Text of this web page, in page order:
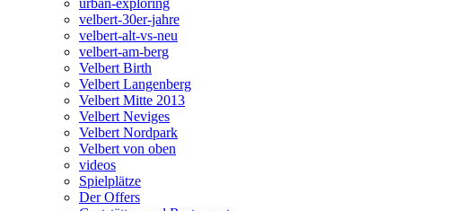
urban-exploring
velbert-30er-jahre
velbert-alt-vs-neu
velbert-am-berg
Velbert Birth
Velbert Langenberg
Velbert Mitte 2013
Velbert Neviges
Velbert Nordpark
Velbert von oben
videos
Spielplätze
Der Offers